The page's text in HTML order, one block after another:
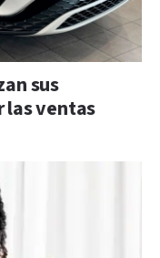
sus
las ventas